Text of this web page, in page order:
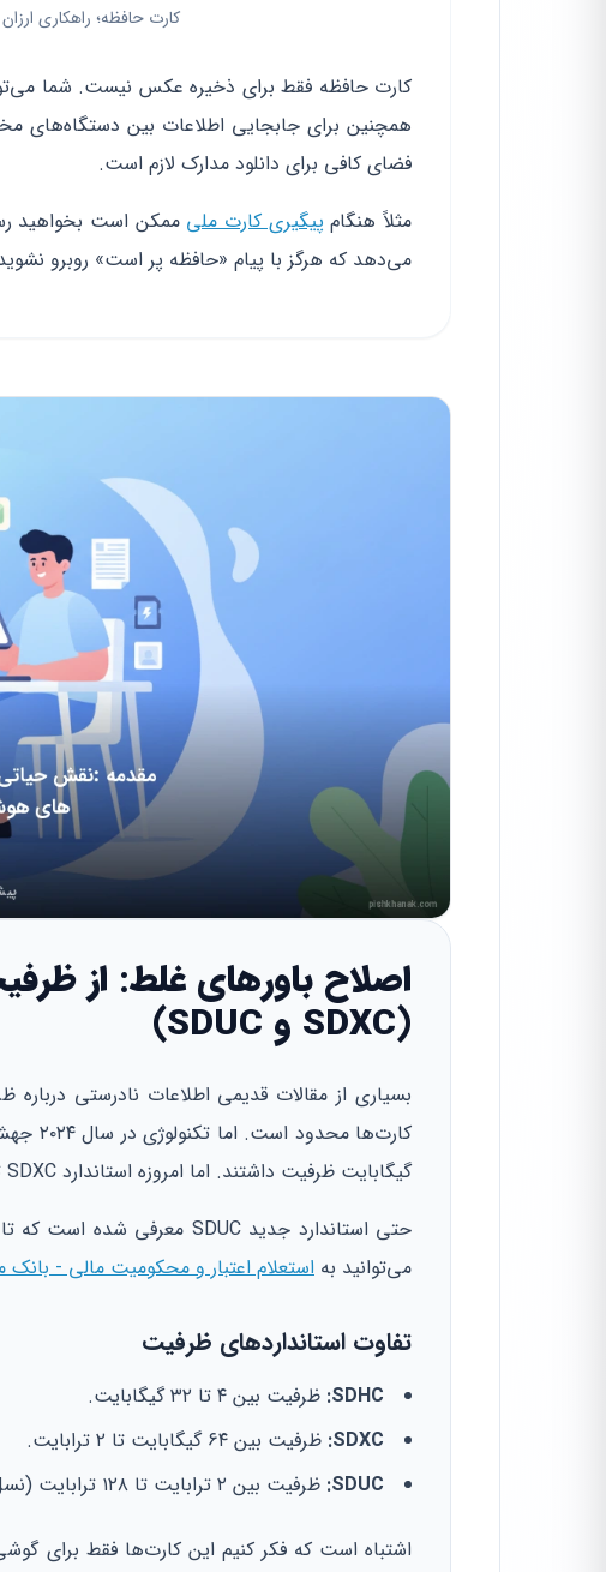
کارت حافظه؛ راهکاری
کارت حافظه فقط برای ذخیره عکس نیست. شما
همچنین برای جابجایی اطلاعات بین دستگاه‌های
فضای کافی برای دانلود مدارک لازم است.
مثلاً هنگام پیگیری کارت ملی ممکن است بخواهید
می‌دهد که هرگز با پیام «حافظه پر است» روبرو
اصلاح باورهای غلط: از
(SDXC و SDUC)
بسیاری از مقالات قدیمی اطلاعات نادرستی
گیگابایت ظرفیت داشتند. اما امروزه استاندارد SDXC تا ۲ ترابایت را پشتیبانی می‌کند.
می‌توانید به استعلام اعتبار و محکومیت مالی - بانک
تفاوت استانداردهای ظرفیت
SDHC: ظرفیت بین ۴ تا ۳۲ گیگابایت.
SDXC: ظرفیت بین ۶۴ گیگابایت تا ۲ ترابایت.
SDUC: ظرفیت بین ۲ ترابایت تا ۱۲۸ ترابایت (نسل آینده).
اشتباه است که فکر کنیم این کارت‌ها فقط برای